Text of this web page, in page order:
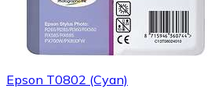
Epson T0802 (Cyan)